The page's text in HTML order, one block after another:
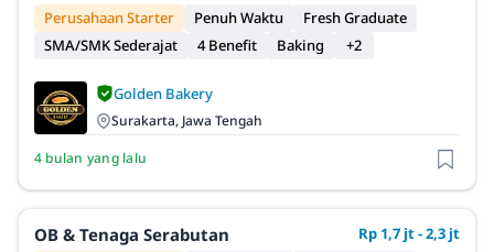
Perusahaan Starter
Penuh Waktu
Fresh Graduate
SMA/SMK Sederajat
4 Benefit Baking +2
Golden Bakery
Surakarta, Jawa Tengah
4 bulan yang lalu
OB & Tenaga Serabutan
Rp 1,7 jt - 2,3 jt